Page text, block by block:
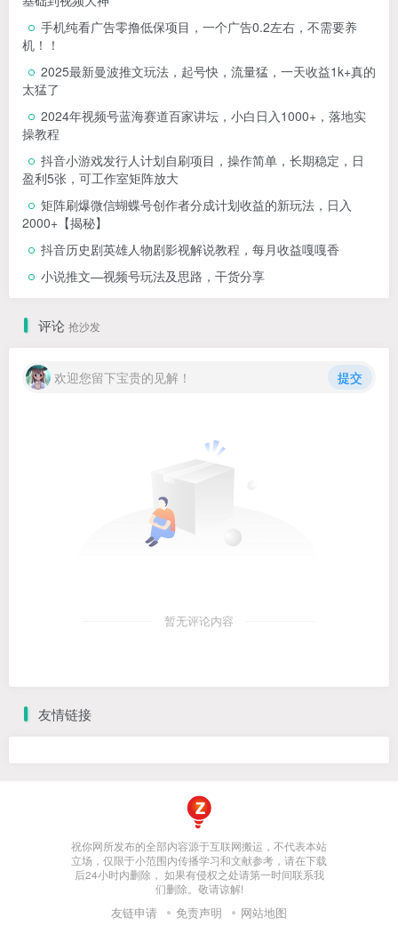
手机纯看广告零撸低保项目，一个广告0.2左右，不需要养
机！！
2025最新曼波推文玩法，起号快，流量猛，一天收益1k+真的
太猛了
2024年视频号蓝海赛道百家讲坛，小白日入1000+，落地实
操教程
抖音小游戏发行人计划自刷项目，操作简单，长期稳定，日
盈利5张，可工作室矩阵放大
矩阵刷爆微信蝴蝶号创作者分成计划收益的新玩法，日入
2000+【揭秘】
抖音历史剧英雄人物剧影视解说教程，每月收益嘎嘎香
小说推文—视频号玩法及思路，干货分享
评论 抢沙发
欢迎您留下宝贵的见解！ 提交
暂无评论内容
友情链接
祝你网所发布的全部内容源于互联网搬运，不代表本站
立场，仅限于小范围内传播学习和文献参考，请在下载
后24小时内删除， 如果有侵权之处请第一时间联系我
们删除。敬请谅解!
友链申请 免责声明 网站地图